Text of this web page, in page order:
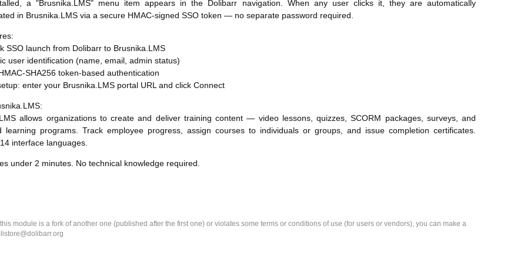
a "Brusnika.LMS" menu item appears in the Dolibarr navigation. When any user clicks it, they are automatically
in Brusnika.LMS via a secure HMAC-signed SSO token — no separate password required.
SSO launch from Dolibarr to Brusnika.LMS
user identification (name, email, admin status)
SHA256 token-based authentication
enter your Brusnika.LMS portal URL and click Connect
allows organizations to create and deliver training content — video lessons, quizzes, SCORM packages, surveys, and
learning programs. Track employee progress, assign courses to individuals or groups, and issue completion certificates.
interface languages.
under 2 minutes. No technical knowledge required.
module is a fork of another one (published after the first one) or violates some terms or conditions of use (for users or vendors), you can make a